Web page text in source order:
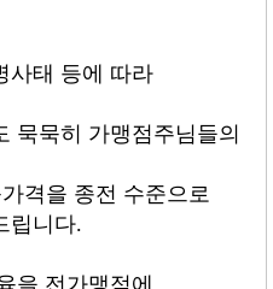
사태 등에 따라
묵묵히 가맹점주님들의
격을 종전 수준으로
립니다.